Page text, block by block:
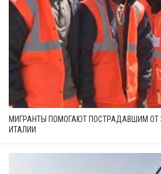
МИГРАНТЫ ПОМОГАЮТ ПОСТРАДАВШИМ ОТ
ИТАЛИИ